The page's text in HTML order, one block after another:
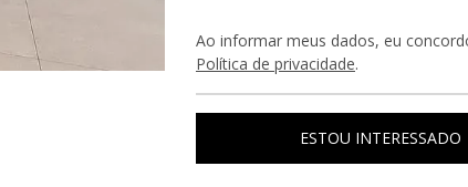
Ao informar meus dados, eu
Política de privacidade.
ESTOU INTERESSADO